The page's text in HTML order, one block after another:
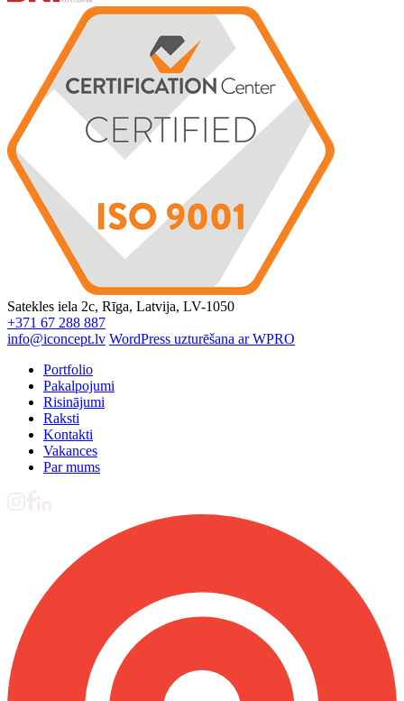
Satekles iela 2c, Rīga, Latvija, LV-1050
+371 67 288 887
info@iconcept.lv WordPress uzturēšana ar WPRO
Portfolio
Pakalpojumi
Risinājumi
Raksti
Kontakti
Vakances
Par mums